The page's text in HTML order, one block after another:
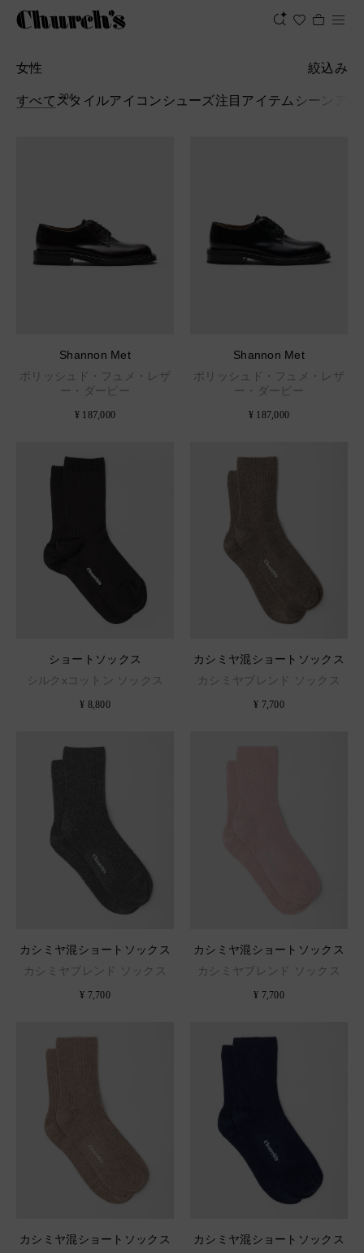
女性 絞込み
すべて 204
スタイルアイコンシューズ注目アイテム シーン
Shannon Met
ポリッシュド・フュメ・レザ
ー・ダービー
¥ 187,000
Shannon Met
ポリッシュド・フュメ・レザ
ー・ダービー
¥ 187,000
ショートソックス
シルクxコットン ソックス
¥ 8,800
カシミヤ混ショートソックス
カシミヤブレンド ソックス
¥ 7,700
カシミヤ混ショートソックス
カシミヤブレンド ソックス
¥ 7,700
カシミヤ混ショートソックス
カシミヤブレンド ソックス
¥ 7,700
カシミヤ混ショートソックス
カシミヤ混ショートソックス